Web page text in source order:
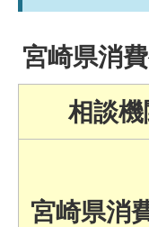
宮崎県消
相談機
宮崎県消